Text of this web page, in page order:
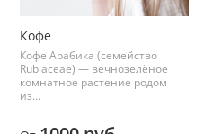
Кофе
Кофе Арабика (семейство
Rubiaceae) — вечнозелёное
комнатное растение родом
из...